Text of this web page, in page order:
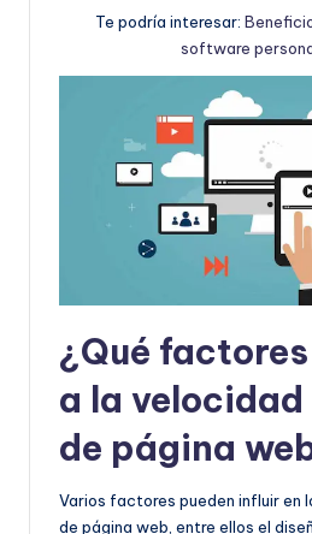
Te podría interesar:
software
¿Qué
a la
de página
Varios factores pueden influir en
de página web, entre ellos el